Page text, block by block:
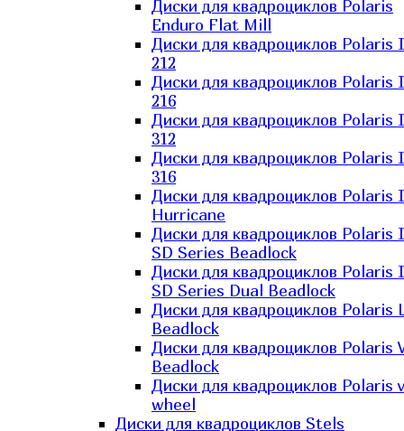
Диски для квадроциклов Polaris
Enduro Flat Mill
Диски для квадроциклов Polaris
212
Диски для квадроциклов Polaris
216
Диски для квадроциклов Polaris
312
Диски для квадроциклов Polaris
316
Диски для квадроциклов Polaris
Hurricane
Диски для квадроциклов Polaris
SD Series Beadlock
Диски для квадроциклов Polaris
SD Series Dual Beadlock
Диски для квадроциклов Polaris
Beadlock
Диски для квадроциклов Polaris
Beadlock
Диски для квадроциклов Polaris
wheel
Диски для квадроциклов Stels